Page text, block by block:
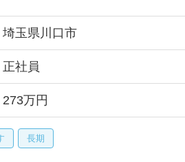
埼玉県川口市
正社員
273万円
長期